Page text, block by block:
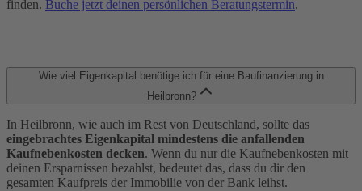
finden. Buche jetzt deinen persönlichen Beratungstermin.
Wie viel Eigenkapital benötige ich für eine Baufinanzierung in
Heilbronn?
In Heilbronn, wie auch im Rest von Deutschland, sollte das
eingebrachtes Eigenkapital mindestens die anfallenden
Kaufnebenkosten decken. Wenn du nur die Kaufnebenkosten mit
deinen Ersparnissen bezahlst, bedeutet das, dass du dir den
gesamten Kaufpreis der Immobilie von der Bank leihst.